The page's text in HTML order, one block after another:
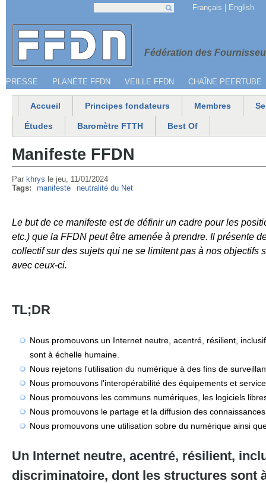
Jump to navigation
Fédération des
Menu secondaire
PRESSE PLANÈTE FFDN VEILLE FFDN CHAÎNE PEERTUBE
Français English
Menu principal
Accueil Principes fondateurs Membres
Études Baromètre FTTH Best Of
Manifeste FFDN
Par khrys le jeu, 11/01/2024
Tags:
manifeste neutralité du Net
Le but de ce manifeste est de définir un cadre pour les
etc.) que la FFDN peut être amenée à prendre. Il présente
collectif sur des sujets qui ne se limitent pas à nos objectifs
avec ceux-ci.
TL;DR
Nous promouvons un Internet neutre, acentré, résilient,
sont à échelle humaine.
Nous rejetons l'utilisation du numérique à des fins de
Nous promouvons l'interopérabilité des équipements et
Nous promouvons les communs numériques, les logiciels
Nous promouvons le partage et la diffusion des
Nous promouvons une utilisation sobre du numérique ainsi
Un Internet neutre, acentré, résilient,
discriminatoire, dont les structures sont